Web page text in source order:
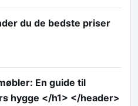
du de bedste priser
En guide til
hygge </h1> </header>